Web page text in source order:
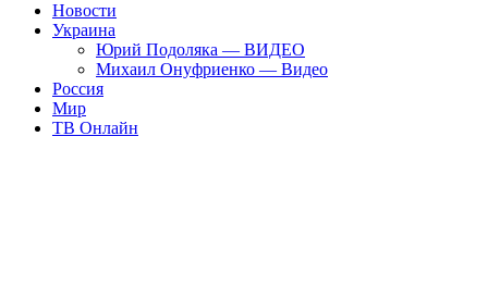
Новости
Украина
Юрий Подоляка — ВИДЕО
Михаил Онуфриенко — Видео
Россия
Мир
ТВ Онлайн